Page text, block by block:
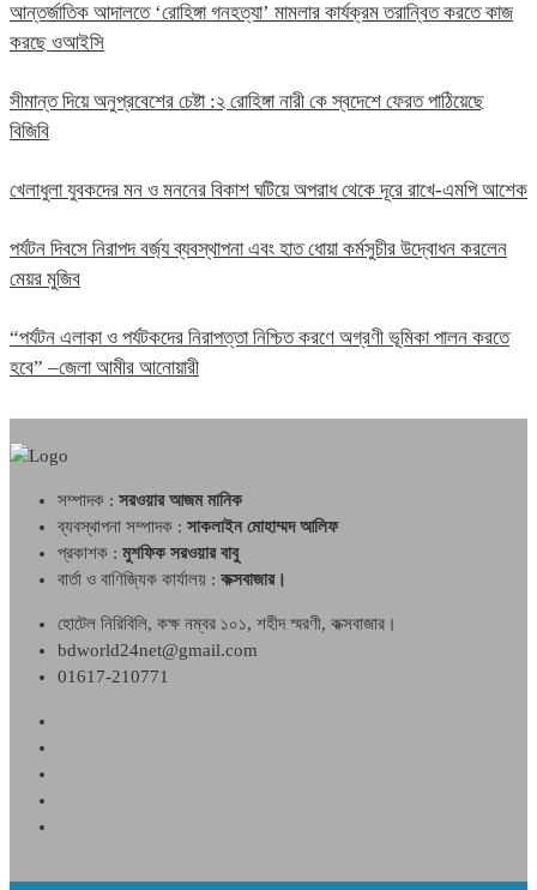
আন্তর্জাতিক আদালতে ‘রোহিঙ্গা গনহত্যা’ মামলার কার্যক্রম তরান্বিত করতে কাজ
করছে ওআইসি
সীমান্ত দিয়ে অনুপ্রবেশের চেষ্টা :২ রোহিঙ্গা নারী কে স্বদেশে ফেরত পাঠিয়েছে
বিজিবি
খেলাধুলা যুবকদের মন ও মননের বিকাশ ঘটিয়ে অপরাধ থেকে দূরে রাখে-এমপি আশেক
পর্যটন দিবসে নিরাপদ বর্জ্য ব্যবস্থাপনা এবং হাত ধোয়া কর্মসুচীর উদ্বোধন করলেন
মেয়র মুজিব
“পর্যটন এলাকা ও পর্যটকদের নিরাপত্তা নিশ্চিত করণে অগ্রণী ভূমিকা পালন করতে
হবে” –জেলা আমীর আনোয়ারী
সম্পাদক : সরওয়ার আজম মানিক
ব্যবস্থাপনা সম্পাদক : সাকলাইন মোহাম্মদ আলিফ
প্রকাশক : মুশফিক সরওয়ার বাবু
বার্তা ও বাণিজ্যিক কার্যালয় : কক্সবাজার।
হোটেল নিরিবিলি, কক্ষ নম্বর ১০১, শহীদ স্মরণী, কক্সবাজার।
bdworld24net@gmail.com
01617-210771